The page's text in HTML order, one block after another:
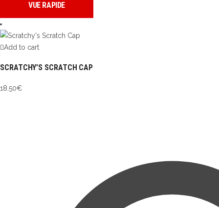
VUE RAPIDE
Add to cart
SCRATCHY’S SCRATCH CAP
18.50€